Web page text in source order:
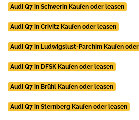
Audi Q7 in Schwerin Kaufen oder leasen
Audi Q7 in Crivitz Kaufen oder leasen
Audi Q7 in Ludwigslust-Parchim Kaufen
Audi Q7 in DFSK Kaufen oder leasen
Audi Q7 in Brühl Kaufen oder leasen
Audi Q7 in Sternberg Kaufen oder leasen